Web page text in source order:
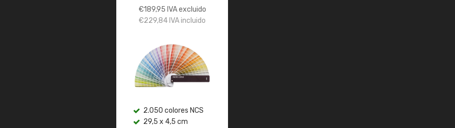
€189,95 IVA excluido
€229,84 IVA incluido
2.050 colores NCS
29,5 x 4,5 cm